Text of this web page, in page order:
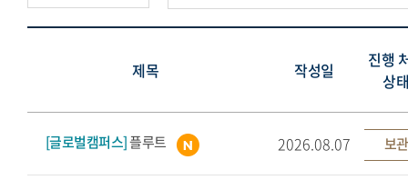
제목 작성일
진행
상
[글로벌캠퍼스]플루트 2026.08.07 보관